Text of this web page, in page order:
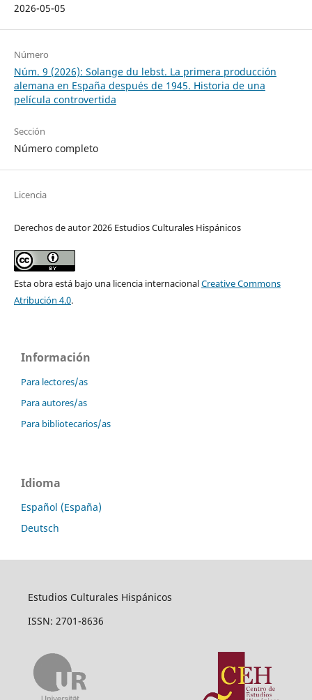
2026-05-05
Número
Núm. 9 (2026): Solange du lebst. La primera producción
alemana en España después de 1945. Historia de una
película controvertida
Sección
Número completo
Licencia
Derechos de autor 2026 Estudios Culturales Hispánicos
Esta obra está bajo una licencia internacionalCreative Commons
Atribución 4.0.
Información
Para lectores/as
Para autores/as
Para bibliotecarios/as
Idioma
Español (España)
Deutsch
Estudios Culturales Hispánicos
ISSN: 2701-8636